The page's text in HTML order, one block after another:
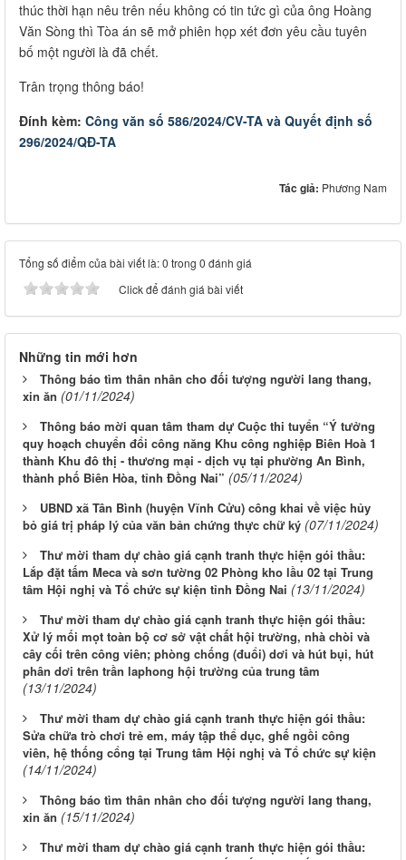
thúc thời hạn nêu trên nếu không có tin tức gì của ông Hoàng
Văn Sòng thì Tòa án sẽ mở phiên họp xét đơn yêu cầu tuyên
bố một người là đã chết.
Trân trọng thông báo!
Đính kèm: ​ Công văn số 586/2024/CV-TA và Quyết định số
296/2024/QĐ-TA
Tác giả: Phương Nam
Tổng số điểm của bài viết là: 0 trong 0 đánh giá
Click để đánh giá bài viết
Những tin mới hơn
Thông báo tìm thân nhân cho đối tượng người lang thang,
xin ăn (01/11/2024)
Thông báo mời quan tâm tham dự Cuộc thi tuyển “Ý tưởng
quy hoạch chuyển đổi công năng Khu công nghiệp Biên Hoà 1
thành Khu đô thị - thương mại - dịch vụ tại phường An Bình,
thành phố Biên Hòa, tỉnh Đồng Nai” (05/11/2024)
UBND xã Tân Bình (huyện Vĩnh Cửu) công khai về việc hủy
bỏ giá trị pháp lý của văn bản chứng thực chữ ký (07/11/2024)
Thư mời tham dự chào giá cạnh tranh thực hiện gói thầu:
Lắp đặt tấm Meca và sơn tường 02 Phòng kho lầu 02 tại Trung
tâm Hội nghị và Tổ chức sự kiện tỉnh Đồng Nai (13/11/2024)
Thư mời tham dự chào giá cạnh tranh thực hiện gói thầu:
Xử lý mối mọt toàn bộ cơ sở vật chất hội trường, nhà chòi và
cây cối trên công viên; phòng chống (đuổi) dơi và hút bụi, hút
phân dơi trên trần laphong hội trường của trung tâm
(13/11/2024)
Thư mời tham dự chào giá cạnh tranh thực hiện gói thầu:
Sửa chữa trò chơi trẻ em, máy tập thể dục, ghế ngồi công
viên, hệ thống cổng tại Trung tâm Hội nghị và Tổ chức sự kiện
(14/11/2024)
Thông báo tìm thân nhân cho đối tượng người lang thang,
xin ăn (15/11/2024)
Thư mời tham dự chào giá cạnh tranh thực hiện gói thầu: